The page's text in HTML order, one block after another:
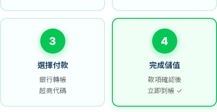
3
選擇付款
銀行轉帳
超商代碼
4
完成儲值
款項確認後
立即到帳 ✓